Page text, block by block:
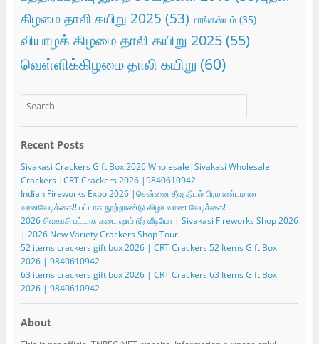
கிழமை தாலி கயிறு 2025 (53) மாங்கல்யம்(35)
வியாழக் கிழமை தாலி கயிறு 2025(55)
வெள்ளிக்கிழமை தாலி கயிறு (60)
Recent Posts
Sivakasi Crackers Gift Box 2026 Wholesale|Sivakasi Wholesale
Crackers |CRT Crackers 2026 |9840610942
Indian Fireworks Expo 2026 |சென்னை தீவு திடல் பிரமாண்டமான
வானவேடிக்கை!! பட்டாசு நூற்றாண்டு விழா வாண வேடிக்கை!
2026 சிவகாசி பட்டாசு கடை ஷாப் டூர் வீடியோ | Sivakasi Fireworks Shop 2026
| 2026 New Variety Crackers Shop Tour
52 items crackers gift box 2026 | CRT Crackers 52 Items Gift Box
2026 | 9840610942
63 items crackers gift box 2026 | CRT Crackers 63 Items Gift Box
2026 | 9840610942
About